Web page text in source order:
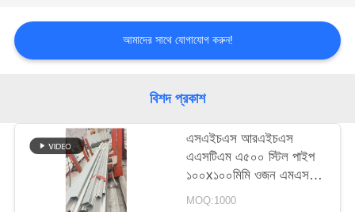
মামলা
PRIVACY
POLICY
আমাদের সাথে যোগাযোগ করুন!
বিশদ প্রকাশ
এসএইচএস আরএইচএস
এএসটিএম এ৫০০ স্টিল পাইপ
১০০x১০০মিমি ওজন এমএস
স্কোয়ার স্টিল পাইপ টিউব
MOQ:1000